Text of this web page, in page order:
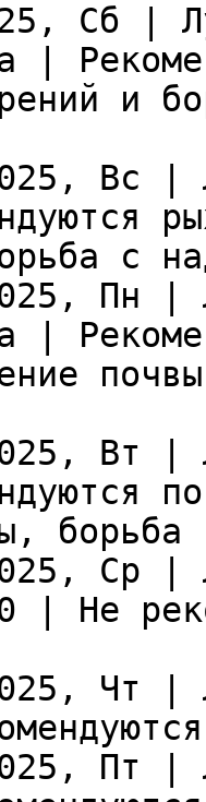
Сб |
|
и
Вс |
с
Пн |
|
Вт |
Ср |
| Не
Чт |
Пт |